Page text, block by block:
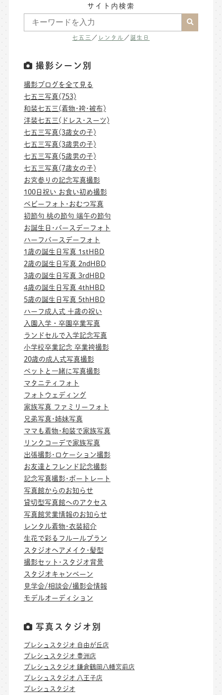
サイト内検索
七五三 ／ レンタル ／誕生日
撮影シーン別
撮影ブログを全て見る
七五三写真(753)
和装七五三(着物･袴･被布)
洋装七五三(ドレス･スーツ)
七五三写真(3歳女の子)
七五三写真(3歳男の子)
七五三写真(5歳男の子)
七五三写真(7歳女の子)
お宮参りの記念写真撮影
100日祝い お食い初め撮影
ベビーフォト･おむつ写真
初節句 桃の節句 端午の節句
お誕生日･バースデーフォト
ハーフバースデーフォト
1歳の誕生日写真 1stHBD
2歳の誕生日写真 2ndHBD
3歳の誕生日写真 3rdHBD
4歳の誕生日写真 4thHBD
5歳の誕生日写真 5thHBD
ハーフ成人式 十歳の祝い
入園入学・卒園卒業写真
ランドセルで入学記念写真
小学校卒業記念 卒業袴撮影
20歳の成人式写真撮影
ペットと一緒に写真撮影
マタニティフォト
フォトウェディング
家族写真 ファミリーフォト
兄弟写真･姉妹写真
ママも着物･和装で家族写真
リンクコーデで家族写真
出張撮影･ロケーション撮影
お友達とフレンド記念撮影
記念写真撮影･ポートレート
写真館からのお知らせ
貸切型写真館へのアクセス
写真館営業情報のお知らせ
レンタル着物･衣装紹介
生花で彩るフルールプラン
スタジオヘアメイク･髪型
撮影セット･スタジオ背景
スタジオキャンペーン
見学会/相談会/撮影会情報
モデルオーディション
写真スタジオ別
プレシュスタジオ 自由が丘店
プレシュスタジオ 豊洲店
プレシュスタジオ 鎌倉鶴岡八幡宮前店
プレシュスタジオ 八王子店
プレシュスタジオ